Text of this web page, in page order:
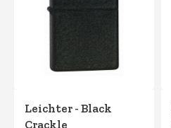
Leichter - Black
Crackle